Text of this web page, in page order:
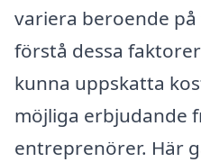
variera beroende
förstå dessa
kunna uppskatta
möjliga erbjudande
entreprenörer. Här